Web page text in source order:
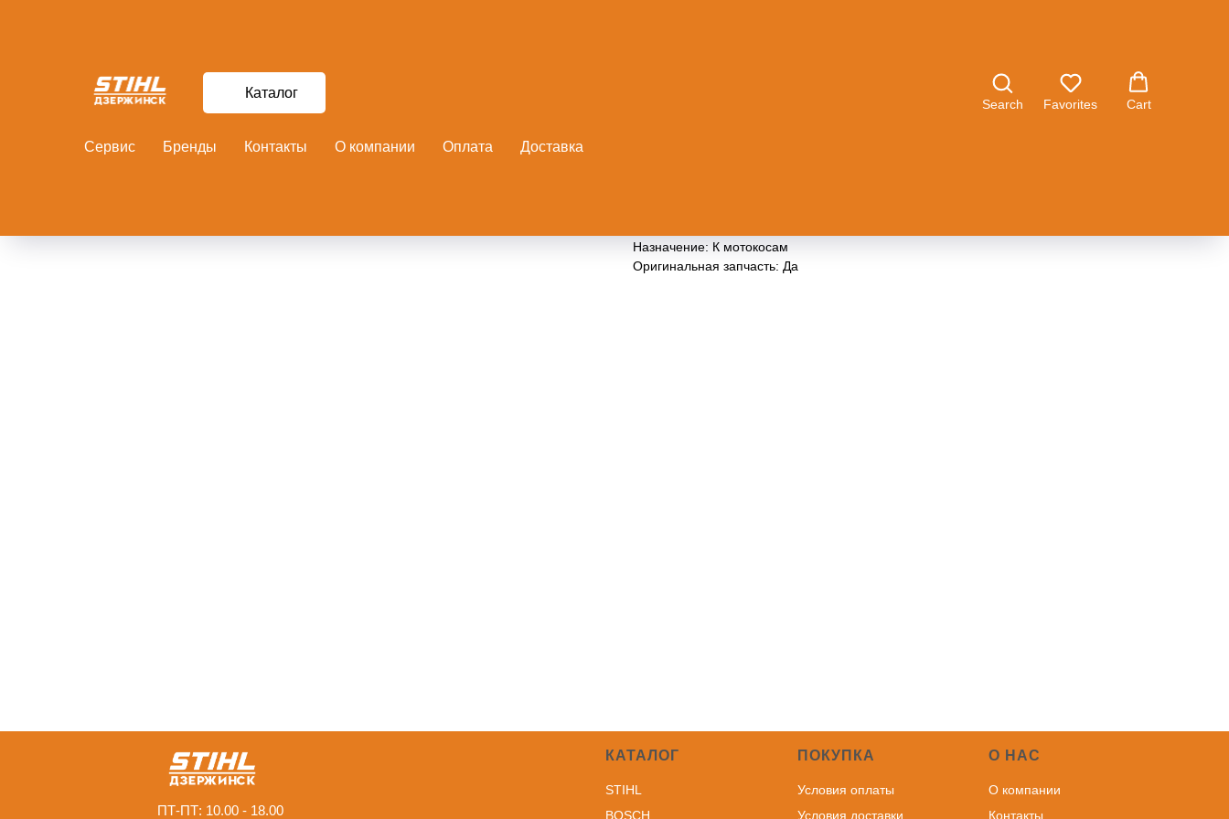
Каталог
Search Favorites Cart
Сервис Бренды Контакты О компании Оплата Доставка
Назначение: К мотокосам
Оригинальная запчасть: Да
КАТАЛОГ
STIHL
BOSCH
ПОКУПКА
Условия оплаты
Условия доставки
О НАС
О компании
Контакты
ПТ-ПТ: 10.00 - 18.00